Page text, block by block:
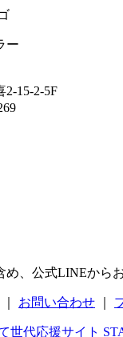
ー
15-2-5F
め、公式LINEから
お問い合わせ
世代応援サイト